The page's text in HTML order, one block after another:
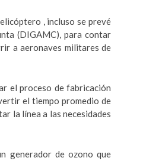
, incluso se prevé
(DIGAMC), para contar
a aeronaves militares de
el proceso de fabricación
el tiempo promedio de
la línea a las necesidades
generador de ozono que